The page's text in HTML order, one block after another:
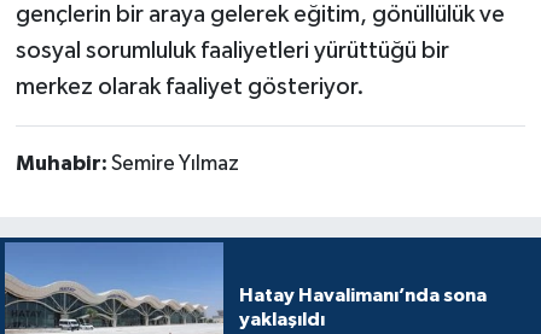
gençlerin bir araya gelerek eğitim, gönüllülük ve
sosyal sorumluluk faaliyetleri yürüttüğü bir
merkez olarak faaliyet gösteriyor.
Muhabir: Semire Yılmaz
Hatay Havalimanı’nda sona
yaklaşıldı